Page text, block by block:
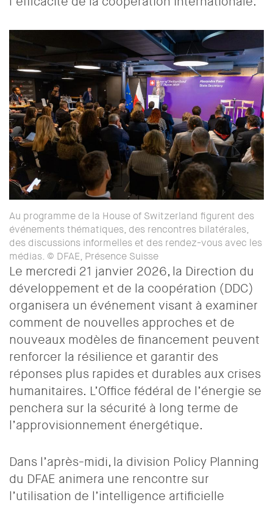
Au programme de la House of Switzerland figurent des
événements thématiques, des rencontres bilatérales,
des discussions informelles et des rendez-vous avec les
médias. © DFAE, Présence Suisse
Le mercredi 21 janvier 2026, la Direction du
développement et de la coopération (DDC)
organisera un événement visant à examiner
comment de nouvelles approches et de
nouveaux modèles de financement peuvent
renforcer la résilience et garantir des
réponses plus rapides et durables aux crises
humanitaires. L’Office fédéral de l’énergie se
penchera sur la sécurité à long terme de
l’approvisionnement énergétique.
Dans l’après-midi, la division Policy Planning
du DFAE animera une rencontre sur
l’utilisation de l’intelligence artificielle